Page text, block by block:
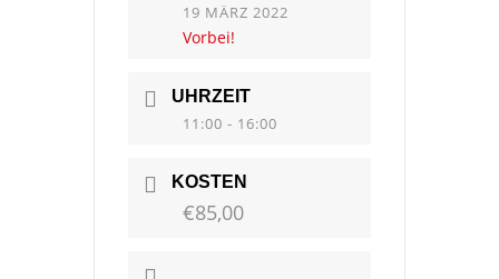
19 MÄRZ 2022
Vorbei!
UHRZEIT
11:00 - 16:00
KOSTEN
€85,00